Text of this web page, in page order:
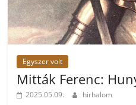
Egyszer volt
Mitták Ferenc:
2025.05.09. hirhalom